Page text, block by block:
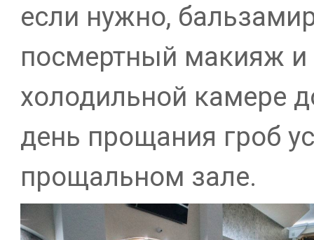
если нужно,
посмертный макияж
холодильной камере
день прощания гроб
прощальном зале.